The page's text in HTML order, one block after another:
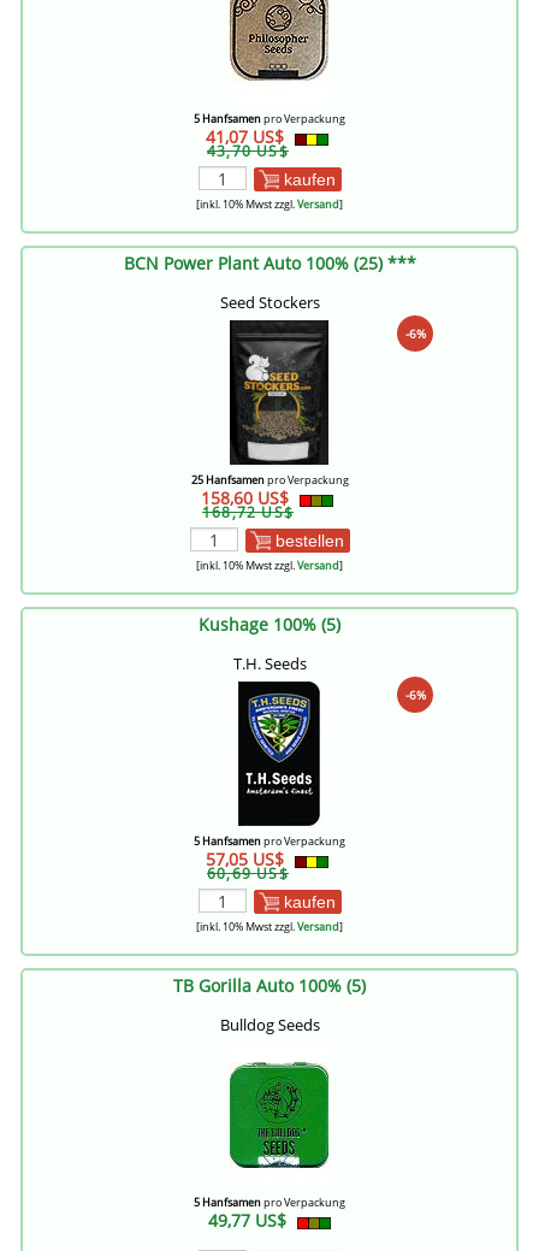
5 Hanfsamenpro Verpackung
41,07 US$
43,70 US$
kaufen
[inkl. 10% Mwst zzgl.Versand]
BCN Power Plant Auto 100% (25) ***
Seed Stockers
-6%
25 Hanfsamenpro Verpackung
158,60 US$
168,72 US$
bestellen
[inkl. 10% Mwst zzgl.Versand]
Kushage 100% (5)
T.H. Seeds
-6%
5 Hanfsamenpro Verpackung
57,05 US$
60,69 US$
kaufen
[inkl. 10% Mwst zzgl.Versand]
TB Gorilla Auto 100% (5)
Bulldog Seeds
5 Hanfsamenpro Verpackung
49,77 US$